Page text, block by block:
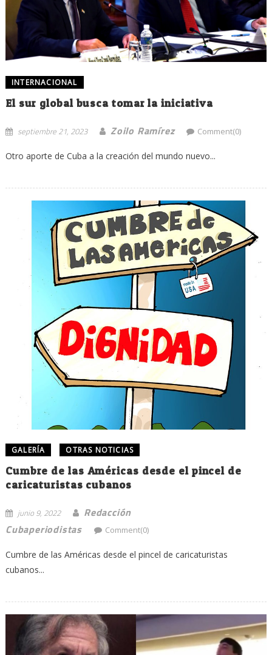
INTERNACIONAL
El sur global busca tomar la iniciativa
septiembre 21, 2023 Zoilo Ramírez Comment(0)
Otro aporte de Cuba a la creación del mundo nuevo...
GALERÍA OTRAS NOTICIAS
Cumbre de las Américas desde el pincel de
caricaturistas cubanos
junio 9, 2022
Redacción
Cubaperiodistas
Comment(0)
Cumbre de las Américas desde el pincel de caricaturistas
cubanos...